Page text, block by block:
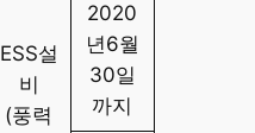
ESS설
비
(풍력
2020
년6월
30일
까지